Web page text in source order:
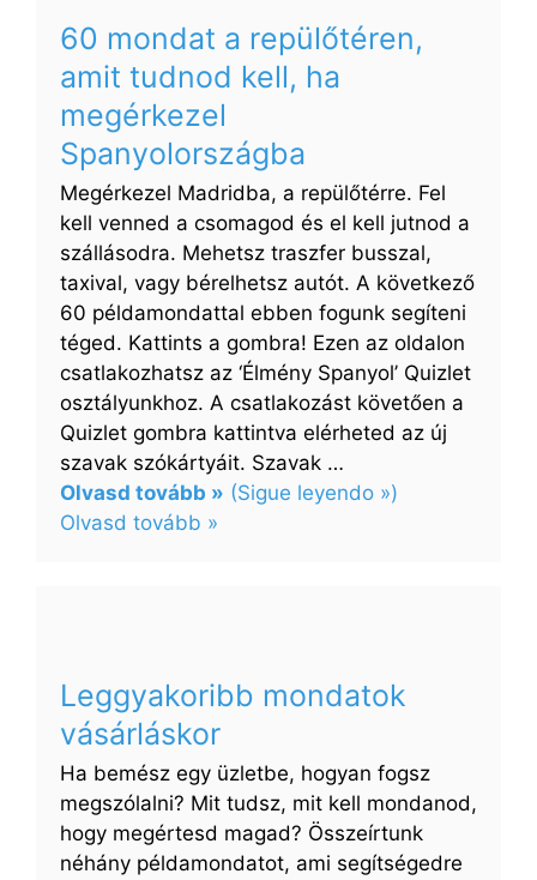
gyógyszertárban
60 mondat a repülőtéren,
amit tudnod kell, ha
megérkezel
Spanyolországba
Megérkezel Madridba, a repülőtérre. Fel
kell venned a csomagod és el kell jutnod a
szállásodra. Mehetsz traszfer busszal,
taxival, vagy bérelhetsz autót. A következő
60 példamondattal ebben fogunk segíteni
téged. Kattints a gombra! Ezen az oldalon
csatlakozhatsz az ‘Élmény Spanyol’ Quizlet
osztályunkhoz. A csatlakozást követően a
Quizlet gombra kattintva elérheted az új
szavak szókártyáit. Szavak …
Olvasd tovább » (Sigue leyendo »)
Olvasd tovább »
tudnod
kell,
ha
megérkezel
Spanyolországba
Leggyakoribb mondatok
vásárláskor
Ha bemész egy üzletbe, hogyan fogsz
megszólalni? Mit tudsz, mit kell mondanod,
hogy megértesd magad? Összeírtunk
néhány példamondatot, ami segítségedre